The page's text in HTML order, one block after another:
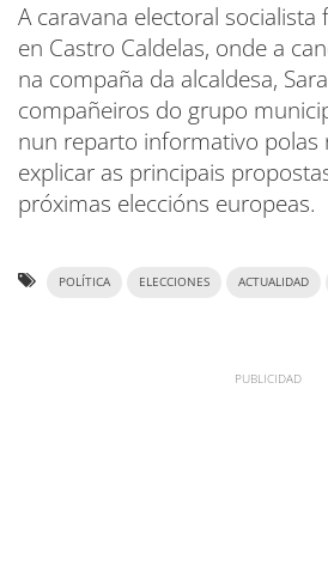
A caravana electoral
en Castro Caldelas, onde a
na compaña da alcaldesa,
compañeiros do grupo
nun reparto informativo polas
explicar as principais
próximas eleccións europeas.
POLÍTICA ELECCIONES ACTUALIDAD